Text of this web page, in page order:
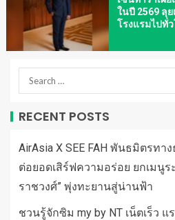
ในปี 2569 ลุ
โรงแรมไปทั่
RECENT POSTS
AirAsia X SEE FAH พันธมิตรทา
ต่อยอดเสิร์ฟความอร่อย ยกเมนู
ราชวงศ์” พุ่งทะยานสู่น่านฟ้า
ชวนรู้จักซิม my by NT เน็ตเร็ว